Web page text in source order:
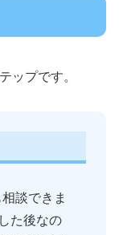
ップです。
談できま
た後なの